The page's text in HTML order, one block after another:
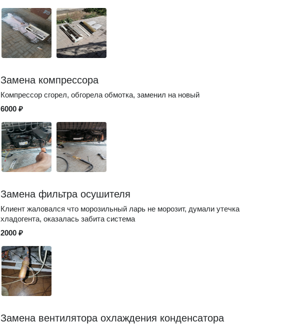
Замена компрессора
Компрессор сгорел, обгорела обмотка, заменил на новый
6000 ₽
Замена фильтра осушителя
Клиент жаловался что морозильный ларь не морозит, думали утечка
хладогента, оказалась забита система
2000 ₽
Замена вентилятора охлаждения конденсатора